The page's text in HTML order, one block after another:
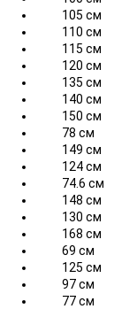
105 см
110 см
115 см
120 см
135 см
140 см
150 см
78 см
149 см
124 см
74.6 см
148 см
130 см
168 см
69 см
125 см
97 см
77 см